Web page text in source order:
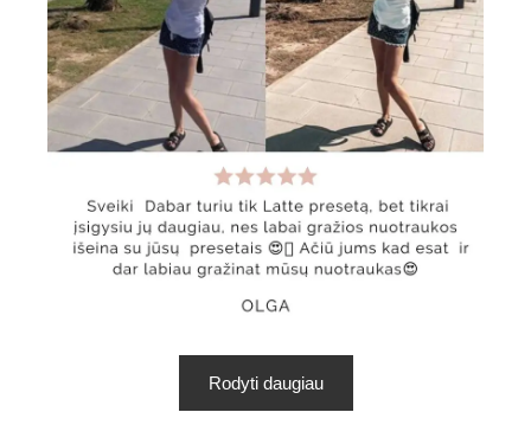
Rodyti daugiau